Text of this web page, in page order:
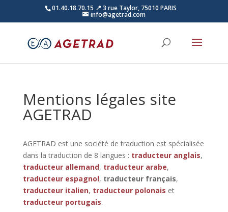
01.40.18.70.15 📍 3 rue Taylor, 75010 PARIS
info@agetrad.com
Mentions légales site
AGETRAD
AGETRAD est une société de traduction est spécialisée
dans la traduction de 8 langues : traducteur anglais,
traducteur allemand, traducteur arabe,
traducteur espagnol, traducteur français,
traducteur italien, traducteur polonais et
traducteur portugais.